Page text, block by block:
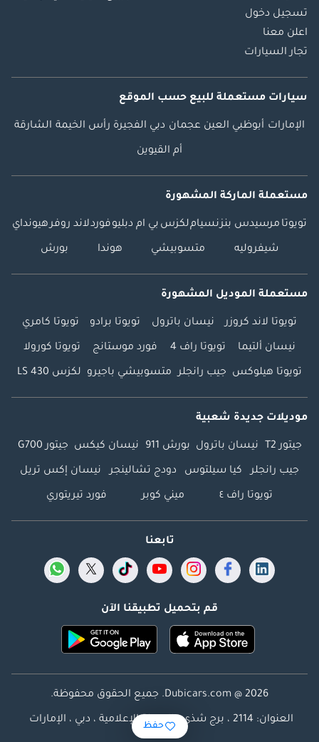
حفظ
تسجيل دخول
اعلن معنا
تجار السيارات
سيارات مستعملة للبيع حسب الموقع
الإمارات أبوظبي العين عجمان دبي الفجيرة رأس الخيمة الشارقة
أم القيوين
مستعملة الماركة المشهورة
تويوتا مرسيدس بنزنسياملكزس بي ام دبليوفوردلاند روفرهيونداي
شيفروليه متسوبيشي هوندا بورش
مستعملة الموديل المشهورة
تويوتا لاند كروزر نيسان باترول تويوتا برادو تويوتا كامري
نيسان ألتيما تويوتا راف 4 فورد موستانج تويوتا كورولا
تويوتا هيلوكس جيب رانجلر متسوبيشي باجيرو لكزس LS 430
موديلات جديدة شعبية
جيتور T2 نيسان باترول بورش 911 نيسان كيكس جيتور G700
جيب رانجلر كيا سيلتوس دودج تشالينجر نيسان إكس تريل
تويوتا راف ٤ ميني كوبر فورد تيريتوري
تابعنا
قم بتحميل تطبيقنا الآن
Dubicars.com @ 2026. جميع الحقوق محفوظة.
العنوان: 2114 ، برج شذى ، المدينة الإعلامية ، دبي ، الإمارات